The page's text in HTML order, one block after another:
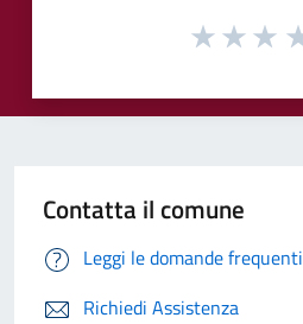
Contatta il comune
Leggi le domande frequenti
Richiedi Assistenza